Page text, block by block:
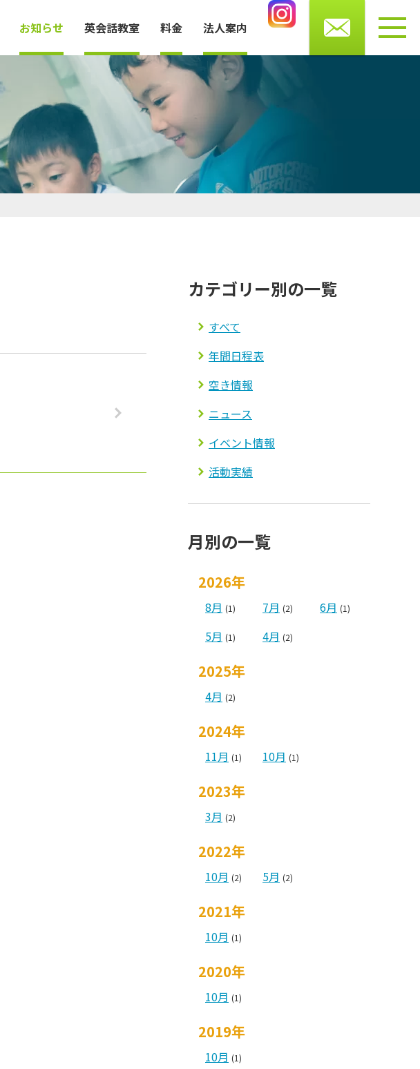
お知らせ 英会話教室 料金 法人案内
0276-56-4433
HOME お知らせ
英会話教室 講師・スタッフ紹介
カテゴリー別の一覧
すべて
年間日程表
空き情報
ニュース
イベント情報
活動実績
月別の一覧
2026年
8月 (1) 7月 (2) 6月 (1)
5月 (1) 4月 (2)
2025年
4月 (2)
2024年
11月 (1) 10月 (1)
2023年
3月 (2)
2022年
10月 (2) 5月 (2)
2021年
10月 (1)
2020年
10月 (1)
2019年
10月 (1)